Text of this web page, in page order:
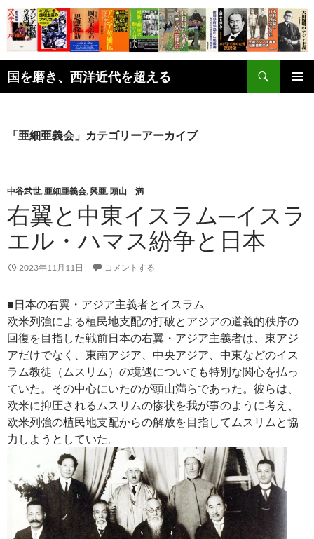
コ
ン
テ
ン
ツ
へ
国を磨き、西洋近代を超える
索
「亜細亜義会」カテゴリーアーカイブ
中谷武世,亜細亜義会,興亜,頭山 満
右翼と中東イスラム─イスラ
エル・ハマス紛争と日本
2023年11月11日 コメントする
■日本の右翼・アジア主義者とイスラム
欧米列強による植民地支配の打破とアジアの道義的秩序の
回復を目指した戦前日本の右翼・アジア主義者は、東アジ
アだけでなく、東南アジア、中央アジア、中東などのイス
ラム教徒（ムスリム）の境遇についても特別な関心を払っ
ていた。その中心にいたのが頭山満らであった。彼らは、
欧米に抑圧されるムスリムの惨状を我が事のように考え、
欧米列強の植民地支配からの解放を目指してムスリムと協
力しようとしていた。